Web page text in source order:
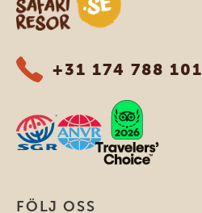
+31 174 788 101
FÖLJ OSS